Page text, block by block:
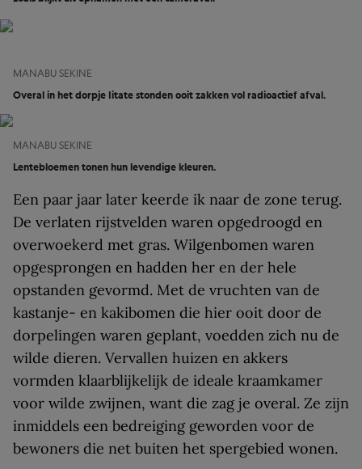
MANABU SEKINE
Overal in het dorpje Iitate stonden ooit zakken vol radioactief afval.
MANABU SEKINE
Lentebloemen tonen hun levendige kleuren.
Een paar jaar later keerde ik naar de zone terug.
De verlaten rijstvelden waren opgedroogd en
overwoekerd met gras. Wilgenbomen waren
opgesprongen en hadden her en der hele
opstanden gevormd. Met de vruchten van de
kastanje- en kakibomen die hier ooit door de
dorpelingen waren geplant, voedden zich nu de
wilde dieren. Vervallen huizen en akkers
vormden klaarblijkelijk de ideale kraamkamer
voor wilde zwijnen, want die zag je overal. Ze zijn
inmiddels een bedreiging geworden voor de
bewoners die net buiten het spergebied wonen.